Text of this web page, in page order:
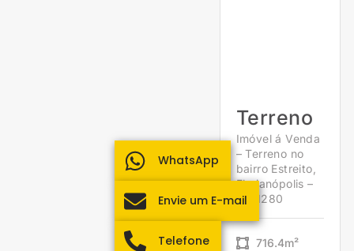
Terreno
Imóvel á Venda
– Terreno no
bairro Estreito,
Florianópolis –
1961280
716.4m²
WhatsApp
Envie um E-mail
Telefone